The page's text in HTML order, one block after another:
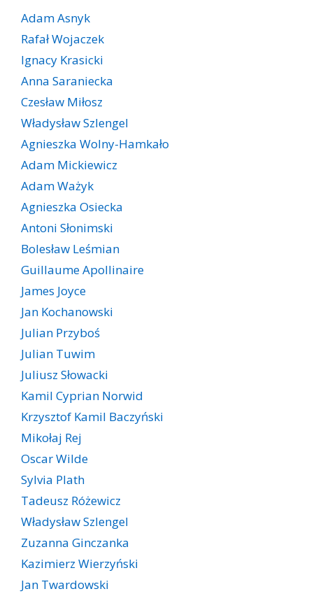
Adam Asnyk
Rafał Wojaczek
Ignacy Krasicki
Anna Saraniecka
Czesław Miłosz
Władysław Szlengel
Agnieszka Wolny-Hamkało
Adam Mickiewicz
Adam Ważyk
Agnieszka Osiecka
Antoni Słonimski
Bolesław Leśmian
Guillaume Apollinaire
James Joyce
Jan Kochanowski
Julian Przyboś
Julian Tuwim
Juliusz Słowacki
Kamil Cyprian Norwid
Krzysztof Kamil Baczyński
Mikołaj Rej
Oscar Wilde
Sylvia Plath
Tadeusz Różewicz
Władysław Szlengel
Zuzanna Ginczanka
Kazimierz Wierzyński
Jan Twardowski